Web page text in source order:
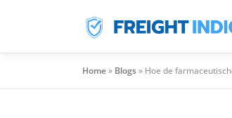
Home» Blogs» Hoe de